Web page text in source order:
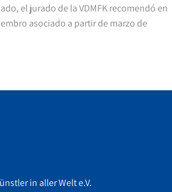
el jurado de la VDMFK recomendó en
asociado a partir de marzo de
in aller Welt e.V.